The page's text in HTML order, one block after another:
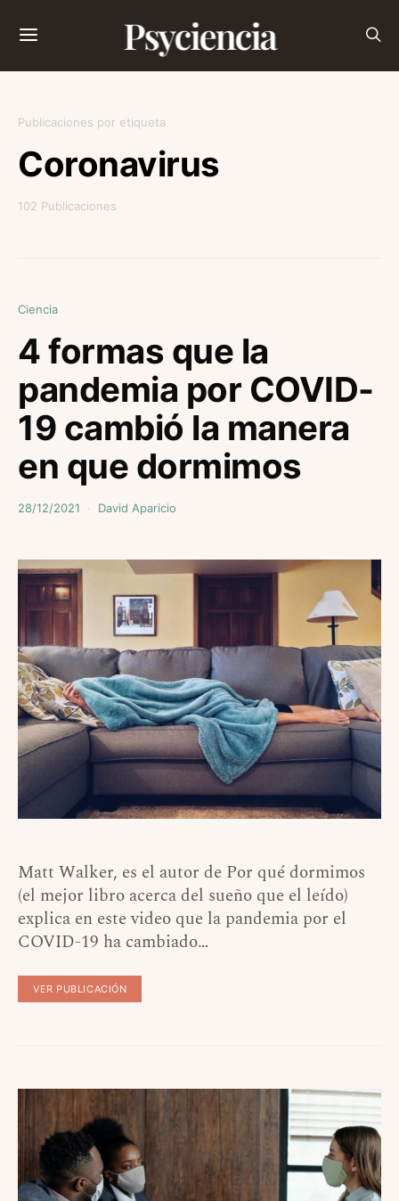
Psyciencia
Publicaciones por etiqueta
Coronavirus
102 Publicaciones
Ciencia
4 formas que la
pandemia por COVID-
19 cambió la manera
en que dormimos
28/12/2021 David Aparicio
Matt Walker, es el autor de Por qué dormimos
(el mejor libro acerca del sueño que el leído)
explica en este video que la pandemia por el
COVID-19 ha cambiado…
VER PUBLICACIÓN